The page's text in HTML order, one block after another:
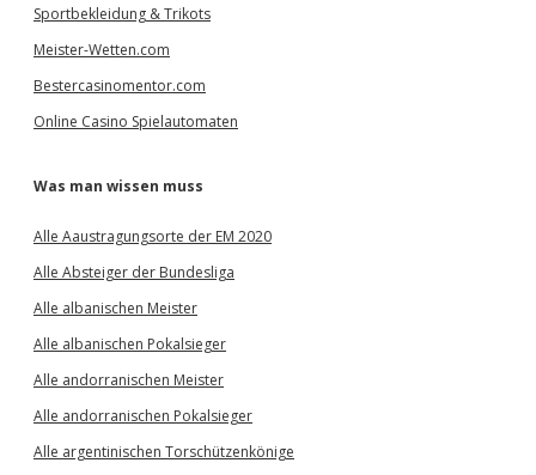
Sportbekleidung & Trikots
Meister-Wetten.com
Bestercasinomentor.com
Online Casino Spielautomaten
Was man wissen muss
Alle Aaustragungsorte der EM 2020
Alle Absteiger der Bundesliga
Alle albanischen Meister
Alle albanischen Pokalsieger
Alle andorranischen Meister
Alle andorranischen Pokalsieger
Alle argentinischen Torschützenkönige